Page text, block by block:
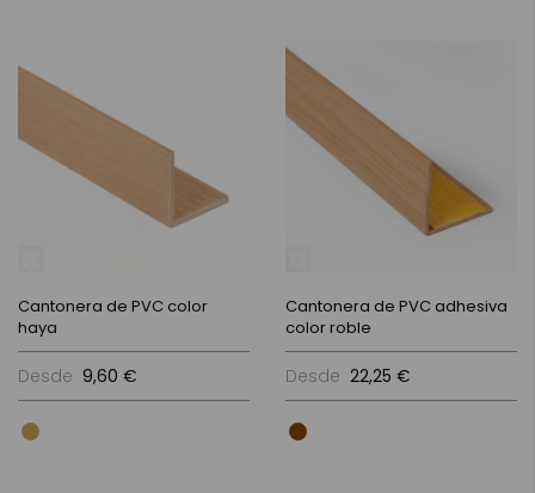
Cantonera de PVC color
haya
Desde 9,60 €
Cantonera de PVC adhesiva
color roble
Desde 22,25 €